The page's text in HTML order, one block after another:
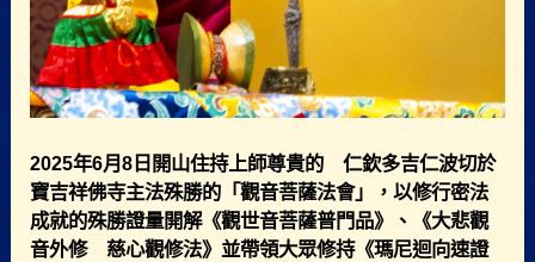
2025年6月8日開山住持上師尊貴的 仁欽多吉仁波切於
寶吉祥佛寺主法殊勝的「觀音菩薩法會」，以修行密法
成就的殊勝證量開解《觀世音菩薩普門品》、《大悲觀
音外修 慈心觀修法》並帶領大眾修持《瑪尼迴向速證